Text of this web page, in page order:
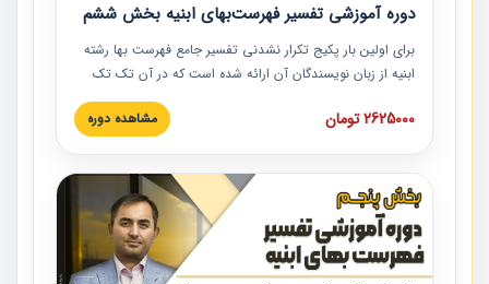
دوره آموزشی تفسیر فهرست‌بهای ابنیه بخش ششم
برای اولین بار پکیج تکرار نشدنی تفسیر جامع فهرست بها رشته
ابنیه از زبان نویسندگان آن ارائه شده است که در آن تک تک
ردیف ها و مطالب فهرست بها تفسیر و ارائه شده است. این
دوره به صورت کامل تصویری بوده و به همراه تصاویر عملیات
دوره با کلام مهندس علیرضاحسین‌زاده مدیر پروژه مهندسی
مشاور در امر بازنگری فهرست بها رشته ابنیه ارائه شده و به تمام
همکارانی که در حوزه صنعت ساخت در حال فعالیت هستند حتما
توصیه می کنیم از مطالب این دوره استفاده نمایند.
2625000 تومان مشاهده دوره